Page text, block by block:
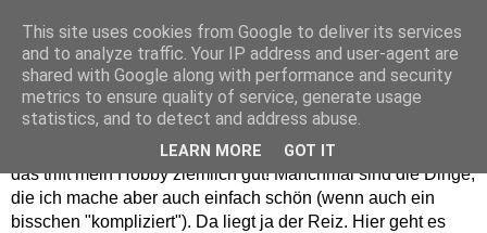
Willkommen in meinem "Wohnzimmer". Einfach und schön -
das trifft mein Hobby ziemlich gut! Manchmal sind die Dinge,
die ich mache aber auch einfach schön (wenn auch ein
bisschen "kompliziert"). Da liegt ja der Reiz. Hier geht es
This site uses cookies from Google to deliver its services
and to analyze traffic. Your IP address and user-agent are
shared with Google along with performance and security
metrics to ensure quality of service, generate usage
statistics, and to detect and address abuse.
LEARN MORE GOT IT